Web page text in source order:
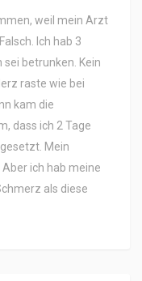
weil mein Arzt
Ich hab 3
sei betrunken. Kein
raste wie bei
kam die
dass ich 2 Tage
Mein
ich hab meine
als diese